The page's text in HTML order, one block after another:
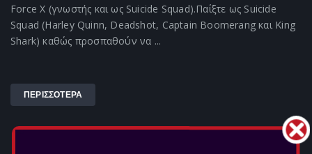
Force X (γνωστής και ως Suicide Squad).Παίξτε ως Suicide
Squad (Harley Quinn, Deadshot, Captain Boomerang και King
Shark) καθώς προσπαθούν να ...
ΠΕΡΙΣΣΟΤΕΡΑ